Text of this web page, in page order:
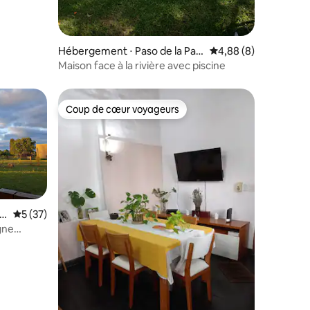
: 5 sur 5
Hébergement ⋅ Paso de la Patr
ia
Évaluation moyenne
4,88 (8)
Maison face à la rivière avec piscine
Évaluation moyenne sur la base de 37 commentaires : 5 sur 5
5 (37)
Coup de cœur voyageurs
Coup de cœur voyageurs